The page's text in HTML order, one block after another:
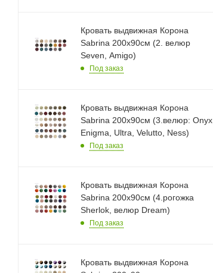
Кровать выдвижная Корона
Sabrina 200х90см (2. велюр
Seven, Amigo)
Под заказ
Кровать выдвижная Корона
Sabrina 200х90см (3.велюр: Onyx,
Enigma, Ultra, Velutto, Ness)
Под заказ
Кровать выдвижная Корона
Sabrina 200х90см (4.рогожка
Sherlok, велюр Dream)
Под заказ
Кровать выдвижная Корона